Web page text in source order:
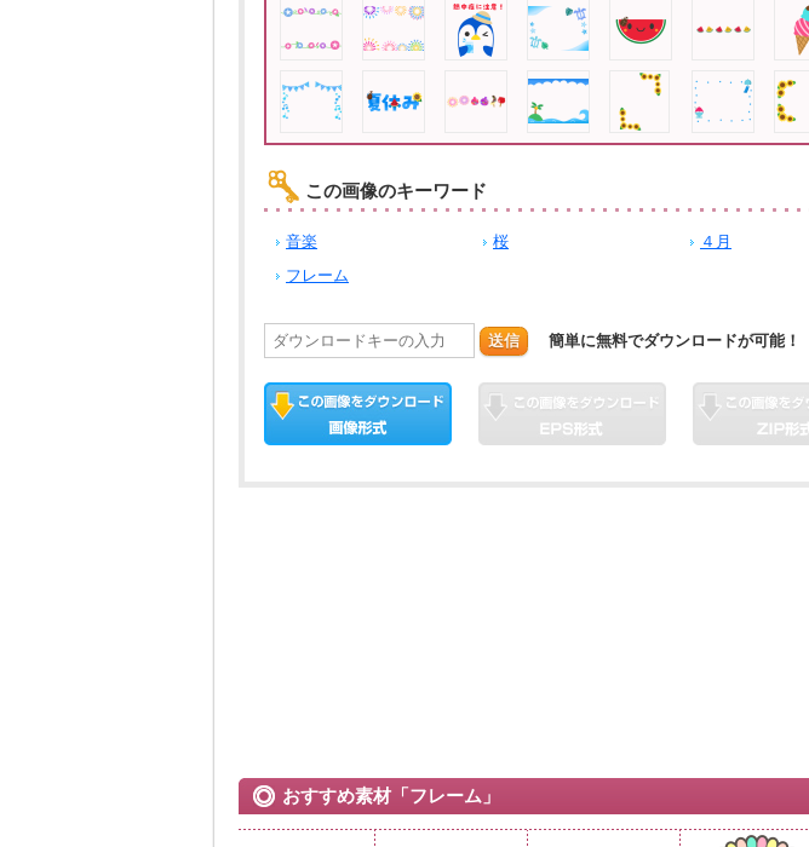
この画像のキーワード
音楽 桜 ４月
フレーム
送信 簡単に無料でダウンロードが可能！
おすすめ素材「フレーム」